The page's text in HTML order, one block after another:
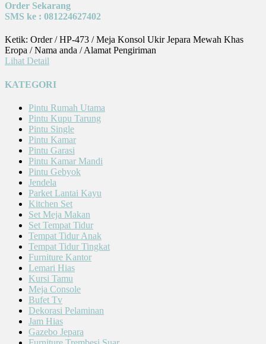
Order Sekarang
SMS ke : 081224627402
Ketik: Order / HP-473 / Meja Konsol Ukir Jepara Mewah Khas
Eropa / Nama anda / Alamat Pengiriman
Lihat Detail
KATEGORI
Pintu Rumah Utama
Pintu Kupu Tarung
Pintu Single
Pintu Kamar
Pintu Garasi
Pintu Kamar Mandi
Pintu Gebyok
Jendela
Parket Lantai Kayu
Kitchen Set
Set Meja Makan
Set Tempat Tidur
Tempat Tidur Anak
Tempat Tidur Tingkat
Furniture Kantor
Lemari Hias
Kursi Tamu
Meja Console
Bufet Tv
Dekorasi Pelaminan
Jam Hias
Gazebo Jepara